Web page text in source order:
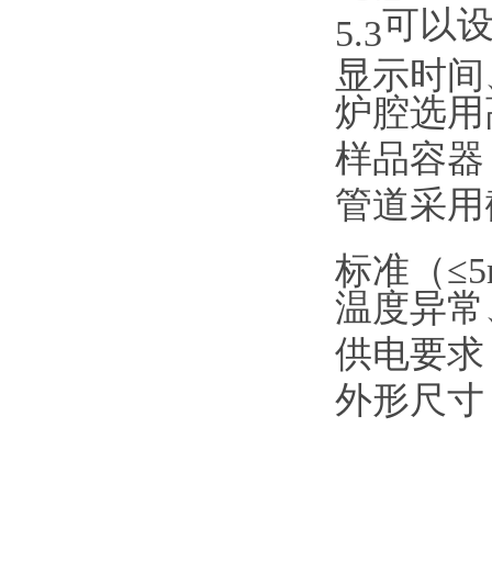
5.3可以
显示时
炉腔选
样品容
管道采
标准（
温度异
供电要求
外形尺寸